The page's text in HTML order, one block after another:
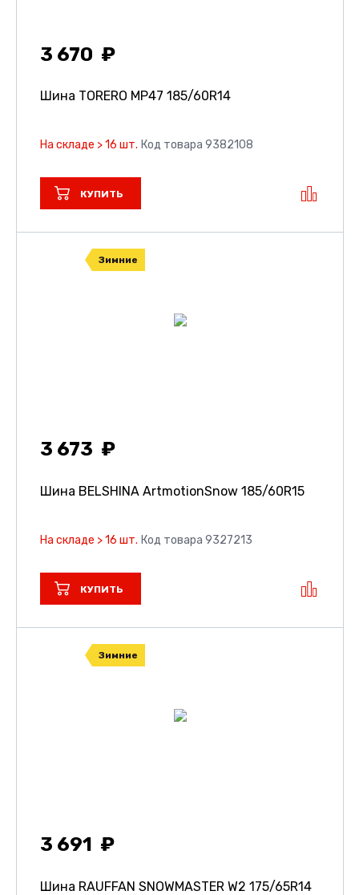
3 670
Шина TORERO MP47 185/60R14
На складе > 16 шт. Код товара 9382108
КУПИТЬ
Зимние
3 673
Шина BELSHINA ArtmotionSnow 185/60R15
На складе > 16 шт. Код товара 9327213
КУПИТЬ
Зимние
3 691
Шина RAUFFAN SNOWMASTER W2 175/65R14